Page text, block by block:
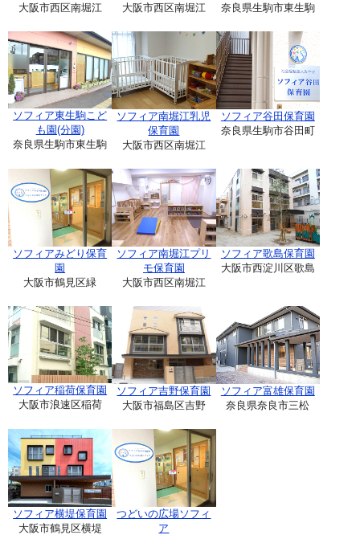
大阪市西区南堀江
大阪市西区南堀江
奈良県生駒市東生駒
ソフィア東生駒こど
も園(分園)
奈良県生駒市東生駒
ソフィア南堀江乳児
保育園
大阪市西区南堀江
ソフィア谷田保育園
奈良県生駒市谷田町
ソフィアみどり保育
園
大阪市鶴見区緑
ソフィア南堀江プリ
モ保育園
大阪市西区南堀江
ソフィア歌島保育園
大阪市西淀川区歌島
ソフィア稲荷保育園
大阪市浪速区稲荷
ソフィア吉野保育園
大阪市福島区吉野
ソフィア富雄保育園
奈良県奈良市三松
ソフィア横堤保育園
大阪市鶴見区横堤
つどいの広場ソフィ
ア